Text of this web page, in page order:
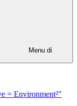
Menu di
= Environment²"